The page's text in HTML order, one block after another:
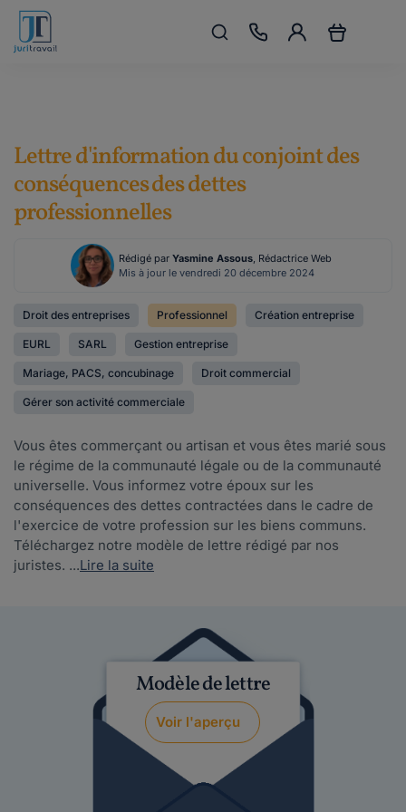
Modèle de lettre
Voir l'aperçu
Lettre d'information du conjoint des
conséquences des dettes
professionnelles
Rédigé par Yasmine Assous, Rédactrice Web
Mis à jour le vendredi 20 décembre 2024
Droit des entreprises Professionnel Création entreprise
EURL SARL Gestion entreprise
Mariage, PACS, concubinage Droit commercial
Gérer son activité commerciale
Vous êtes commerçant ou artisan et vous êtes marié sous
le régime de la communauté légale ou de la communauté
universelle. Vous informez votre époux sur les
conséquences des dettes contractées dans le cadre de
l'exercice de votre profession sur les biens communs.
Téléchargez notre modèle de lettre rédigé par nos
juristes. ...Lire la suite